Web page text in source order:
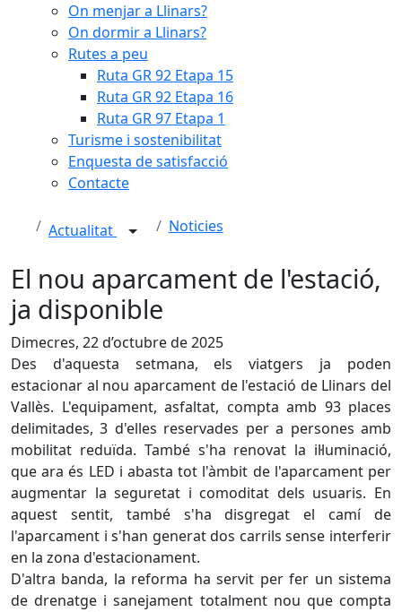
On menjar a Llinars?
On dormir a Llinars?
Rutes a peu
Ruta GR 92 Etapa 15
Ruta GR 92 Etapa 16
Ruta GR 97 Etapa 1
Turisme i sostenibilitat
Enquesta de satisfacció
Contacte
Actualitat Noticies
El nou aparcament de l'estació,
ja disponible
Dimecres, 22 d’octubre de 2025
Des d'aquesta setmana, els viatgers ja poden
estacionar al nou aparcament de l'estació de Llinars del
Vallès. L'equipament, asfaltat, compta amb 93 places
delimitades, 3 d'elles reservades per a persones amb
mobilitat reduïda. També s'ha renovat la il·luminació,
que ara és LED i abasta tot l'àmbit de l'aparcament per
augmentar la seguretat i comoditat dels usuaris. En
aquest sentit, també s'ha disgregat el camí de
l'aparcament i s'han generat dos carrils sense interferir
en la zona d'estacionament.
D'altra banda, la reforma ha servit per fer un sistema
de drenatge i sanejament totalment nou que compta